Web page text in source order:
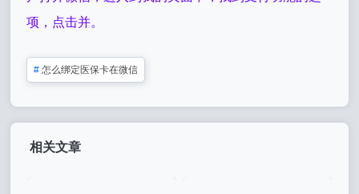
项，点击并。
# 怎么绑定医保卡在微信
相关文章